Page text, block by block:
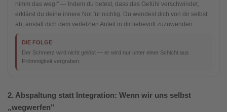
nimm das weg!" — Indem du betest, dass das Gefühl verschwindet,
erklärst du deine innere Not für nichtig. Du wendest dich von dir selbst
ab, anstatt dich dem verletzten Anteil in dir liebevoll zuzuwenden.
DIE FOLGE
Der Schmerz wird nicht gelöst — er wird nur unter einer Schicht aus
Frömmigkeit vergraben.
2. Abspaltung statt Integration: Wenn wir uns selbst
„wegwerfen"